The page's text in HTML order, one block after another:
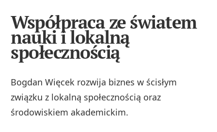
Współpraca ze światem
nauki i lokalną
społecznością
Bogdan Więcek rozwija biznes w ścisłym
związku z lokalną społecznością oraz
środowiskiem akademickim.